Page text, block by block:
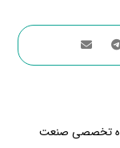
تخصصی صنعت